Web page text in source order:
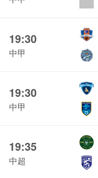
19:30
中甲
19:30
中甲
19:35
中超